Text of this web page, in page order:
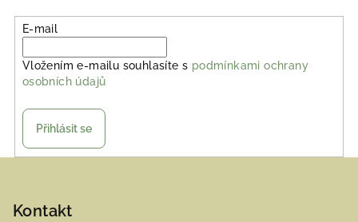
E-mail
Vložením e-mailu souhlasíte s podmínkami ochrany
osobních údajů
Přihlásit se
Kontakt